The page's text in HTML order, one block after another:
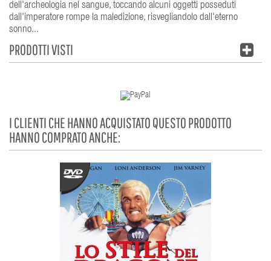
dell'archeologia nel sangue, toccando alcuni oggetti posseduti
dall'imperatore rompe la maledizione, risvegliandolo dall'eterno
sonno...
PRODOTTI VISTI
I CLIENTI CHE HANNO ACQUISTATO QUESTO PRODOTTO
HANNO COMPRATO ANCHE: